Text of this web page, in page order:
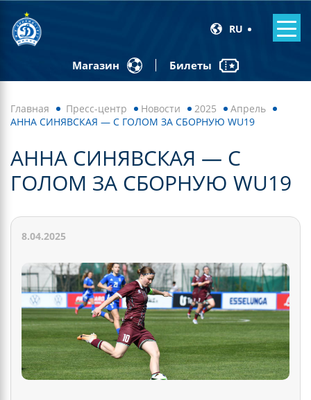
RU
Магазин Билеты
Главная Пресс-центр Новости 2025
Апрель
АННА СИНЯВСКАЯ — С ГОЛОМ ЗА СБОРНУЮ WU19
АННА СИНЯВСКАЯ — С
ГОЛОМ ЗА СБОРНУЮ WU19
8.04.2025